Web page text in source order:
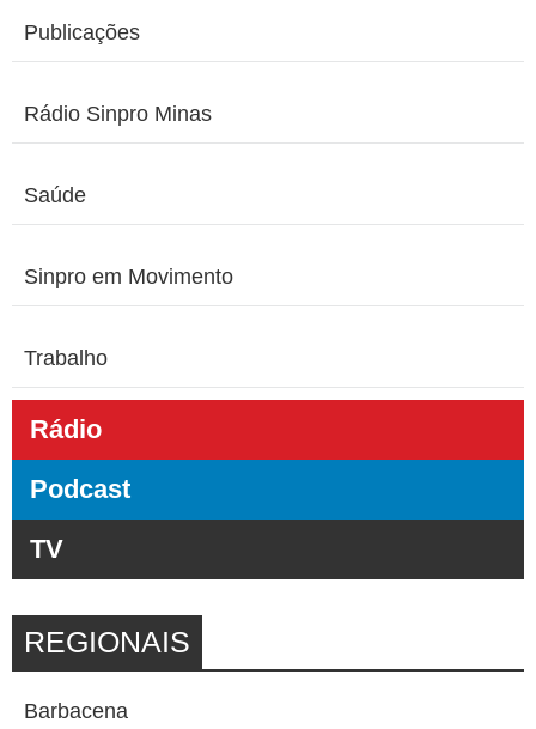
Publicações
Rádio Sinpro Minas
Saúde
Sinpro em Movimento
Trabalho
Rádio
Podcast
TV
REGIONAIS
Barbacena